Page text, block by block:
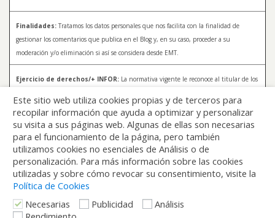
Finalidades: Tratamos los datos personales que nos facilita con la finalidad de
gestionar los comentarios que publica en el Blog y, en su caso, proceder a su
moderación y/o eliminación si así se considera desde EMT.
Ejercicio de derechos/+ INFOR: La normativa vigente le reconoce al titular de los
rectificar y a solicitar la supresión de sus datos. Para más información sobre el
tratamiento de sus datos y la forma en que puede ejercer sus derechos, consulte la
Política de Privacidad de Blog EMT, disponible en:
blog.emtmadrid.es/politica-de-
privacidad
Este sitio web utiliza cookies propias y de terceros para
recopilar información que ayuda a optimizar y personalizar
su visita a sus páginas web. Algunas de ellas son necesarias
para el funcionamiento de la página, pero también
utilizamos cookies no esenciales de Análisis o de
personalización. Para más información sobre las cookies
utilizadas y sobre cómo revocar su consentimiento, visite la
Política de Cookies
Necesarias
Publicidad
Análisis